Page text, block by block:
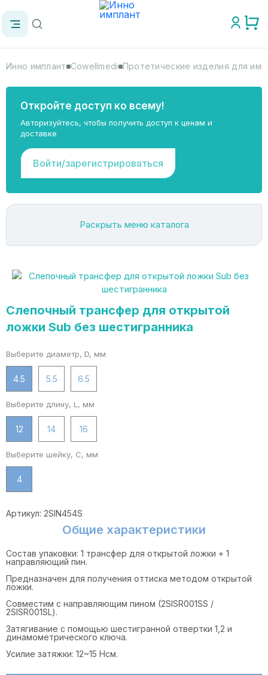
Инно имплант Cowellmedi Протетические изделия для
Откройте доступ ко всему!
Авторизуйтесь, чтобы получить доступ к ценам и
доставке
Войти/зарегистрироваться
Раскрыть меню каталога
Слепочный трансфер для открытой
ложки Sub без шестигранника
Выберите диаметр, D, мм
4.5 5.5 6.5
Выберите длину, L, мм
12 14 16
Выберите шейку, C, мм
4
Артикул: 2SIN454S
Общие характеристики
Состав упаковки: 1 трансфер для открытой ложки + 1
направляющий пин.
Предназначен для получения оттиска методом открытой
ложки.
Совместим с направляющим пином (2SISR001SS /
2SISR001SL).
Затягивание с помощью шестигранной отвертки 1,2 и
динамометрического ключа.
Усилие затяжки: 12~15 Нсм.